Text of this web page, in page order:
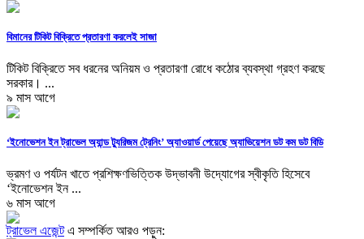
বিমানের টিকিট বিক্রিতে প্রতারণা করলেই সাজা
টিকিট বিক্রিতে সব ধরনের অনিয়ম ও প্রতারণা রোধে কঠোর ব্যবস্থা গ্রহণ করছে
সরকার। ...
৯ মাস আগে
‘ইনোভেশন ইন ট্রাভেল অ্যান্ড ট্যুরিজম ট্রেনিং’ অ্যাওয়ার্ড পেয়েছে অ্যাভিয়েশন ডট কম ডট বিডি
ভ্রমণ ও পর্যটন খাতে প্রশিক্ষণভিত্তিক উদ্ভাবনী উদ্যোগের স্বীকৃতি হিসেবে
‘ইনোভেশন ইন ...
৬ মাস আগে
ট্রাভেল এজেন্টএ সম্পর্কিত আরও পড়ুন: